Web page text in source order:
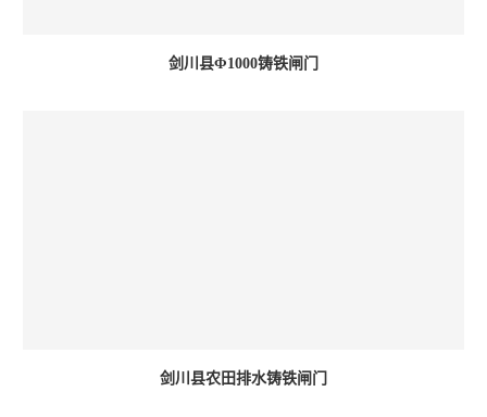
剑川县Φ1000铸铁闸门
剑川县农田排水铸铁闸门